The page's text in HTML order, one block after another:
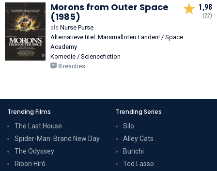
Morons from Outer Space
(1985)
als Nurse Purse
Alternatieve titel: Marsmalloten Landen! / Space
Academy
Komedie / Sciencefiction
8 reacties
1,98
(22)
Trending Films
The Last House
Spider-Man: Brand New Day
The Odyssey
Ribon Hîrô
Trending Series
Silo
Alley Cats
Burīchi
Ted Lasso